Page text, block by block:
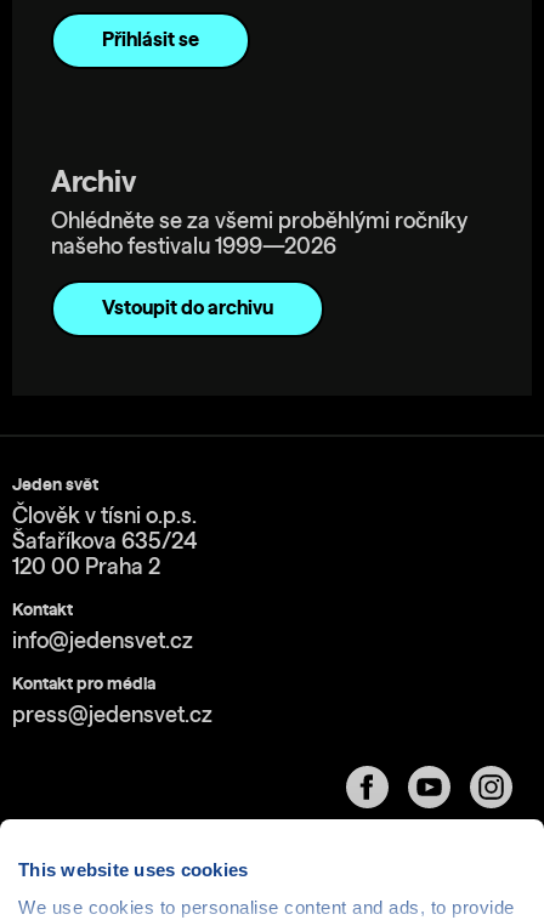
This website uses cookies
We use cookies to personalise content and ads, to provide
Archiv
Ohlédněte se za všemi proběhlými ročníky
našeho festivalu 1999—2026
Vstoupit do archivu
Jeden svět
Člověk v tísni o.p.s.
Šafaříkova 635/24
120 00 Praha 2
Kontakt
info@jedensvet.cz
Kontakt pro média
press@jedensvet.cz